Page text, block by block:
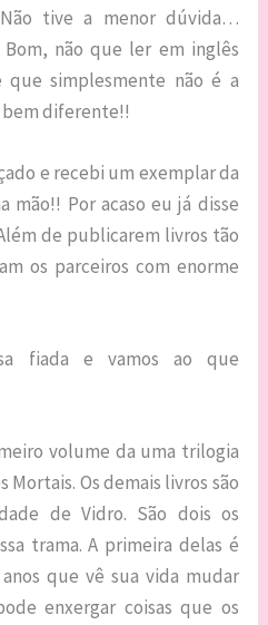
Não tive a menor dúvida…
não que ler em inglês
simplesmente não é a
bem diferente!!
e recebi um exemplar da
mão!! Por acaso eu já disse
de publicarem livros tão
os parceiros com enorme
fiada e vamos ao que
volume da uma trilogia
Os demais livros são
de Vidro. São dois os
trama. A primeira delas é
que vê sua vida mudar
enxergar coisas que os